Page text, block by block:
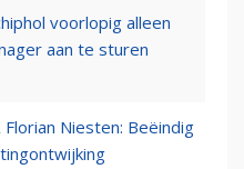
voorlopig alleen
aan te sturen
Niesten: Beëindig